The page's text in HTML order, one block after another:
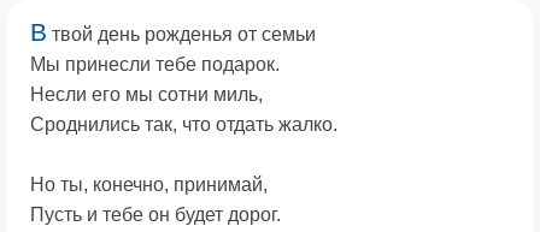
В твой день рожденья от семьи
Мы принесли тебе подарок.
Несли его мы сотни миль,
Сроднились так, что отдать жалко.
Но ты, конечно, принимай,
Пусть и тебе он будет дорог.